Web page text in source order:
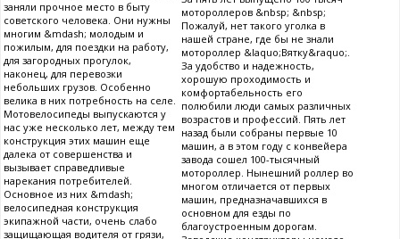
заняли прочное место в быту
советского человека. Они нужны
многим &mdash; молодым и
пожилым, для поездки на работу,
для загородных прогулок,
наконец, для перевозки
небольших грузов. Особенно
велика в них потребность на селе.
Мотовелосипеды выпускаются у
нас уже несколько лет, между тем
конструкция этих машин еще
далека от совершенства и
вызывает справедливые
нарекания потребителей.
Основное из них &mdash;
велосипедная конструкция
экипажной части, очень слабо
защищающая водителя от грязи,
мотороллеров &nbsp; &nbsp;
Пожалуй, нет такого уголка в
нашей стране, где бы не знали
мотороллер &laquo;Вятку&raquo;.
За удобство и надежность,
хорошую проходимость и
комфортабельность его
полюбили люди самых различных
возрастов и профессий. Пять лет
назад были собраны первые 10
машин, а в этом году с конвейера
завода сошел 100-тысячный
мотороллер. Нынешний роллер во
многом отличается от первых
машин, предназначавшихся в
основном для езды по
благоустроенным дорогам.